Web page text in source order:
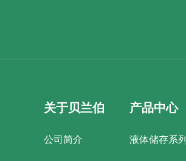
关于贝兰伯
公司简介
产品中心
液体储存系列